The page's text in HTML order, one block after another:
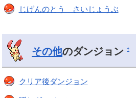
じげんのとう さいじょうぶ
その他のダンジョン†
クリア後ダンジョン